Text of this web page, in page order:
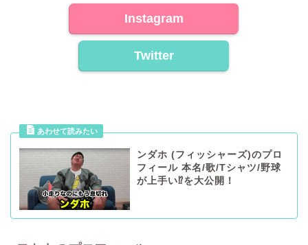
Instagram
Twitter
ンダホ (フィッシャーズ)のプロ
フィール 本名/歌/Tシャツ/野球
が上手い⁉︎を大公開！